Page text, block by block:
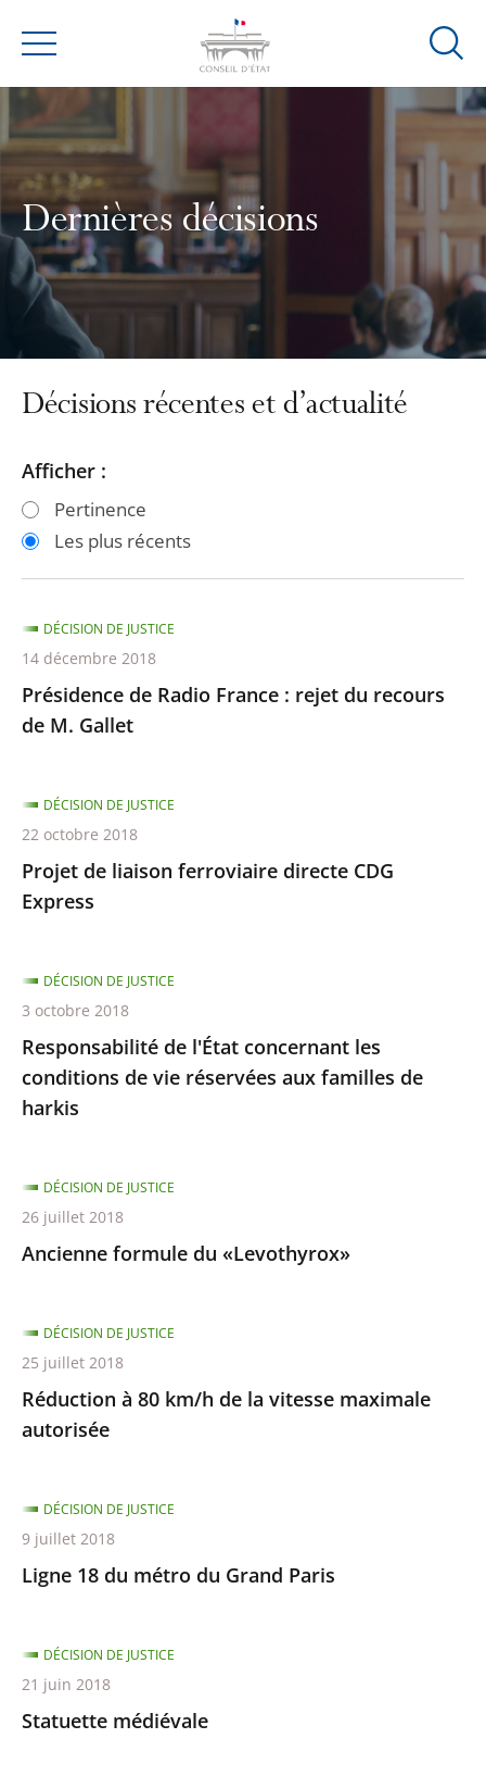
Menu
Ouvrir
Dernières décisions
Décisions récentes et d’actualité
Passer
les
filtres
après
Passer
les
filtres
avant
Afficher :
Pertinence
Les plus récents
Présidence de Radio France : rejet du recours
de M. Gallet
DÉCISION DE JUSTICE
14 décembre 2018
Projet de liaison ferroviaire directe CDG
Express
DÉCISION DE JUSTICE
22 octobre 2018
Responsabilité de l'État concernant les
conditions de vie réservées aux familles de
harkis
DÉCISION DE JUSTICE
3 octobre 2018
Ancienne formule du «Levothyrox»
DÉCISION DE JUSTICE
26 juillet 2018
Réduction à 80 km/h de la vitesse maximale
autorisée
DÉCISION DE JUSTICE
25 juillet 2018
Ligne 18 du métro du Grand Paris
DÉCISION DE JUSTICE
9 juillet 2018
Statuette médiévale
DÉCISION DE JUSTICE
21 juin 2018